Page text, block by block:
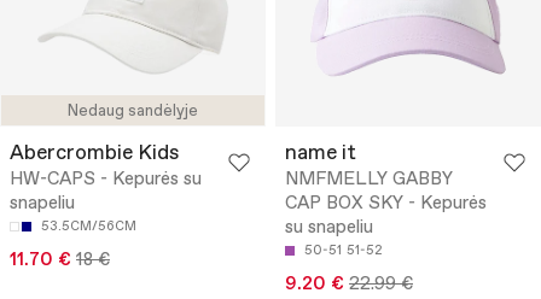
Nedaug sandėlyje
Abercrombie Kids
HW-CAPS - Kepurės su
snapeliu
53.5CM/56CM
11.70 € 18 €
name it
NMFMELLY GABBY
CAP BOX SKY - Kepurės
su snapeliu
50-51 51-52
9.20 € 22.99 €